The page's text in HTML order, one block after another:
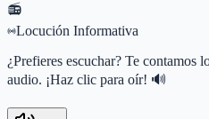
📻
Locución Informativa
¿Prefieres escuchar? Te contamos
audio. ¡Haz clic para oír! 🔊